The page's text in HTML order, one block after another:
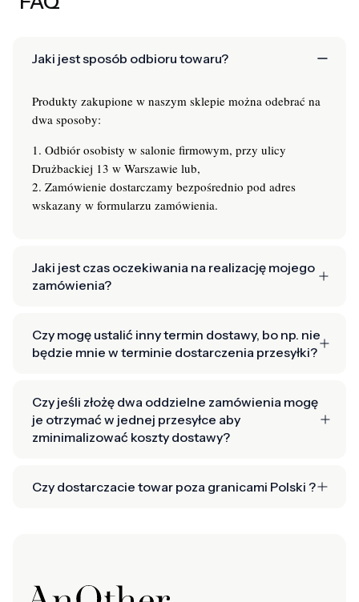
Jaki jest sposób odbioru towaru?
Produkty zakupione w naszym sklepie można odebrać na
dwa sposoby:
1. Odbiór osobisty w salonie firmowym, przy ulicy
Drużbackiej 13 w Warszawie lub,
2. Zamówienie dostarczamy bezpośrednio pod adres
wskazany w formularzu zamówienia.
Jaki jest czas oczekiwania na realizację mojego
zamówienia?
Czy mogę ustalić inny termin dostawy, bo np. nie
będzie mnie w terminie dostarczenia przesyłki?
Czy jeśli złożę dwa oddzielne zamówienia mogę
je otrzymać w jednej przesyłce aby
zminimalizować koszty dostawy?
Czy dostarczacie towar poza granicami Polski ?